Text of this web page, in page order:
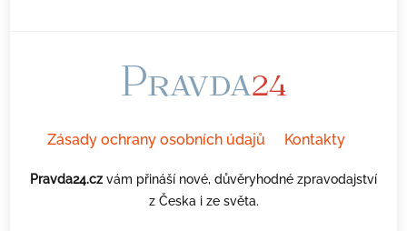
Zásady ochrany osobních údajů Kontakty
Pravda24.cz vám přináší nové, důvěryhodné zpravodajství
z Česka i ze světa.